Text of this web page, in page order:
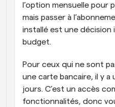
l’option mensuelle pour
mais passer à
installé est une décision
budget.
Pour ceux qui ne sont
une carte bancaire, il y a
jours. C’est un accès
fonctionnalités, donc